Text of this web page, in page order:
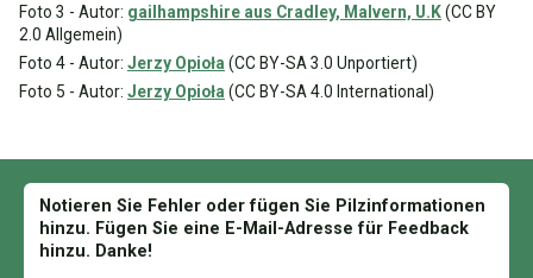
Foto 3 - Autor: gailhampshire aus Cradley, Malvern, U.K(CC BY
2.0 Allgemein)
Foto 4 - Autor: Jerzy Opioła (CC BY-SA 3.0 Unportiert)
Foto 5 - Autor: Jerzy Opioła (CC BY-SA 4.0 International)